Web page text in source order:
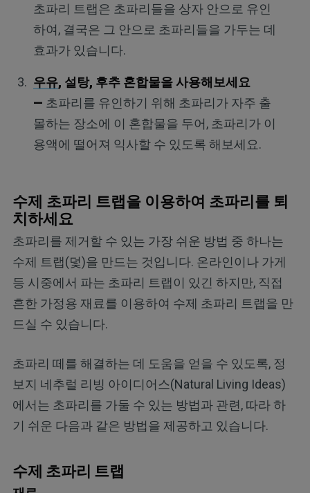
초파리 트랩은 초파리들을 상자 안으로 유인
하여, 결국은 그 안으로 초파리들을 가두는 데
효과가 있습니다.
우유, 설탕, 후추 혼합물을 사용해보세요
— 초파리를 유인하기 위해 초파리가 자주 출
몰하는 장소에 이 혼합물을 두어, 초파리가 이
용액에 떨어져 익사할 수 있도록 해보세요.
수제 초파리 트랩을 이용하여 초파리를 퇴
치하세요
초파리를 제거할 수 있는 가장 쉬운 방법 중 하나는
수제 트랩(덫)을 만드는 것입니다. 온라인이나 가게
등 시중에서 파는 초파리 트랩이 있긴 하지만, 직접
흔한 가정용 재료를 이용하여 수제 초파리 트랩을 만
드실 수 있습니다.
초파리 떼를 해결하는 데 도움을 얻을 수 있도록, 정
보지 네추럴 리빙 아이디어스(Natural Living Ideas)
에서는 초파리를 가둘 수 있는 방법과 관련, 따라 하
기 쉬운 다음과 같은 방법을 제공하고 있습니다.
수제 초파리 트랩